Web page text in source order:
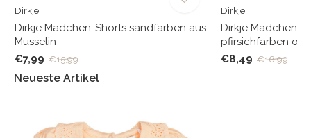
Dirkje
Dirkje Mädchen-Shorts sandfarben aus
Musselin
€7,99 €15,99
Dirkje
Dirkje Mädchen
pfirsichfarben
€8,49 €16,99
Neueste Artikel